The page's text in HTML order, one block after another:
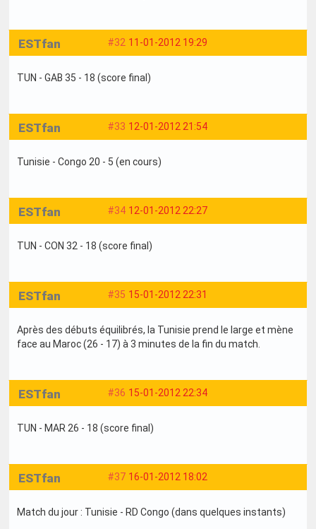
#32 11-01-2012 19:29
ESTfan
TUN - GAB 35 - 18 (score final)
#33 12-01-2012 21:54
ESTfan
Tunisie - Congo 20 - 5 (en cours)
#34 12-01-2012 22:27
ESTfan
TUN - CON 32 - 18 (score final)
#35 15-01-2012 22:31
ESTfan
Après des débuts équilibrés, la Tunisie prend le large et mène
face au Maroc (26 - 17) à 3 minutes de la fin du match.
#36 15-01-2012 22:34
ESTfan
TUN - MAR 26 - 18 (score final)
#37 16-01-2012 18:02
ESTfan
Match du jour : Tunisie - RD Congo (dans quelques instants)